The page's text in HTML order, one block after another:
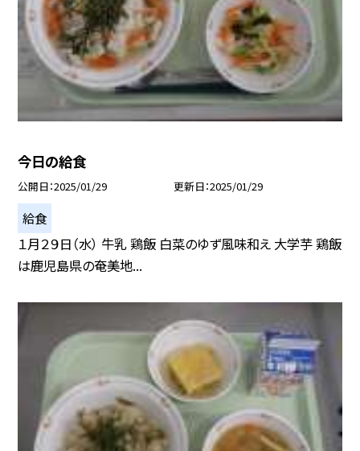
今日の給食
公開日 2025/01/29 更新日 2025/01/29
給食
１月２９日（水） 牛乳 鶏飯 白菜のゆず風味和え 大学芋 鶏飯
は鹿児島県の奄美地...